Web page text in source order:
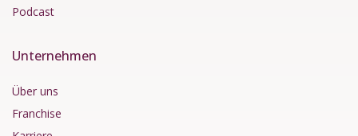
Podcast
Unternehmen
Über uns
Franchise